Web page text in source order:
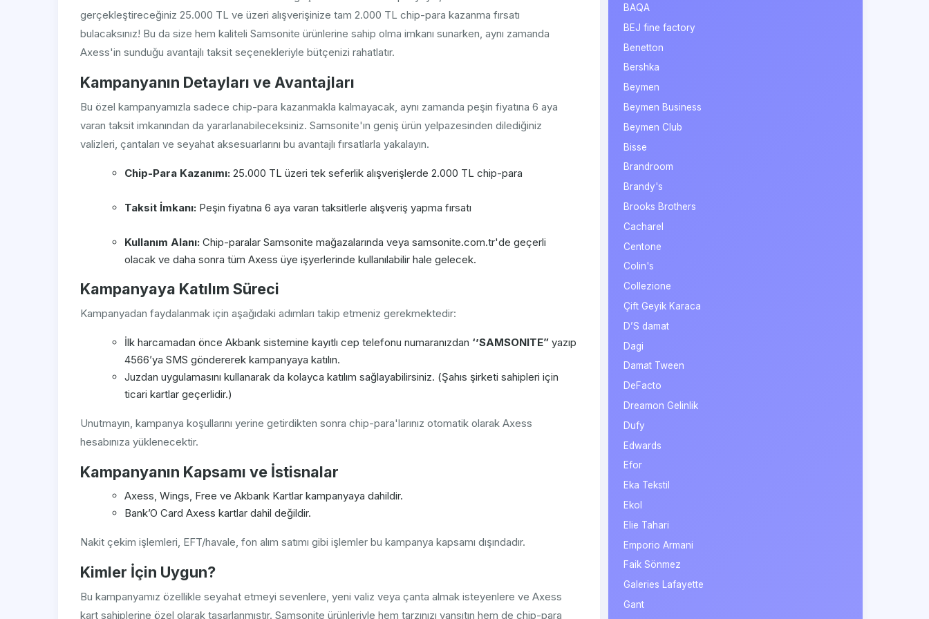
gerçekleştireceğiniz 25.000 TL ve üzeri alışverişinize tam 2.000 TL chip-para kazanma fırsatı
bulacaksınız! Bu da size hem kaliteli Samsonite ürünlerine sahip olma imkanı sunarken, aynı zamanda
Axess'in sunduğu avantajlı taksit seçenekleriyle bütçenizi rahatlatır.
Kampanyanın Detayları ve Avantajları
Bu özel kampanyamızla sadece chip-para kazanmakla kalmayacak, aynı zamanda peşin fiyatına 6 aya
varan taksit imkanından da yararlanabileceksiniz. Samsonite'ın geniş ürün yelpazesinden dilediğiniz
valizleri, çantaları ve seyahat aksesuarlarını bu avantajlı fırsatlarla yakalayın.
Chip-Para Kazanımı: 25.000 TL üzeri tek seferlik alışverişlerde 2.000 TL chip-para
Taksit İmkanı: Peşin fiyatına 6 aya varan taksitlerle alışveriş yapma fırsatı
Kullanım Alanı: Chip-paralar Samsonite mağazalarında veya samsonite.com.tr'de geçerli
olacak ve daha sonra tüm Axess üye işyerlerinde kullanılabilir hale gelecek.
Kampanyaya Katılım Süreci
Kampanyadan faydalanmak için aşağıdaki adımları takip etmeniz gerekmektedir:
İlk harcamadan önce Akbank sistemine kayıtlı cep telefonu numaranızdan ‘’SAMSONITE” yazıp
4566’ya SMS göndererek kampanyaya katılın.
Juzdan uygulamasını kullanarak da kolayca katılım sağlayabilirsiniz. (Şahıs şirketi sahipleri için
ticari kartlar geçerlidir.)
Unutmayın, kampanya koşullarını yerine getirdikten sonra chip-para'larınız otomatik olarak Axess
hesabınıza yüklenecektir.
Kampanyanın Kapsamı ve İstisnalar
Axess, Wings, Free ve Akbank Kartlar kampanyaya dahildir.
Bank’O Card Axess kartlar dahil değildir.
Nakit çekim işlemleri, EFT/havale, fon alım satımı gibi işlemler bu kampanya kapsamı dışındadır.
Kimler İçin Uygun?
Bu kampanyamız özellikle seyahat etmeyi sevenlere, yeni valiz veya çanta almak isteyenlere ve Axess
kart sahiplerine özel olarak tasarlanmıştır. Samsonite ürünleriyle hem tarzınızı yansıtın hem de chip-para
BAQA
BEJ fine factory
Benetton
Bershka
Beymen
Beymen Business
Beymen Club
Bisse
Brandroom
Brandy's
Brooks Brothers
Cacharel
Centone
Colin's
Collezione
Çift Geyik Karaca
D’S damat
Dagi
Damat Tween
DeFacto
Dreamon Gelinlik
Dufy
Edwards
Efor
Eka Tekstil
Ekol
Elie Tahari
Emporio Armani
Faik Sönmez
Galeries Lafayette
Gant